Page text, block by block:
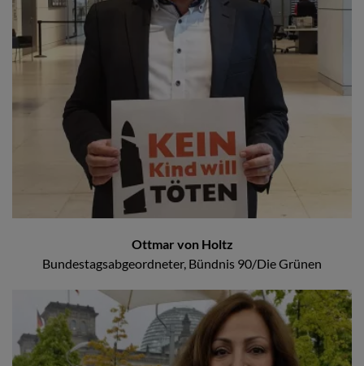
Ottmar von Holtz
Bundestagsabgeordneter, Bündnis 90/Die Grünen